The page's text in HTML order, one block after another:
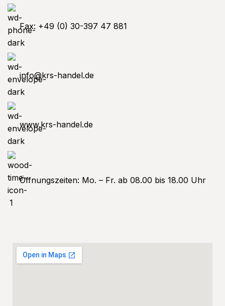
Fax: +49 (0) 30-397 47 881
info@krs-handel.de
www.krs-handel.de
Öffnungszeiten: Mo. – Fr. ab 08.00 bis 18.00 Uhr